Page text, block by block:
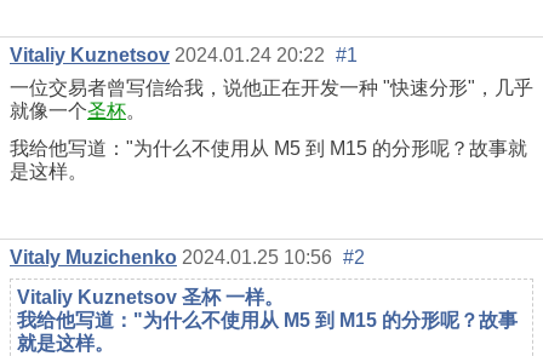
Vitaliy Kuznetsov 2024.01.24 20:22 #1
一位交易者曾写信给我，说他正在开发一种 "快速分形"，几乎
就像一个圣杯。
我给他写道："为什么不使用从 M5 到 M15 的分形呢？故事就
是这样。
Vitaly Muzichenko 2024.01.25 10:56 #2
Vitaliy Kuznetsov 圣杯 一样。
我给他写道："为什么不使用从 M5 到 M15 的分形呢？故事
就是这样。